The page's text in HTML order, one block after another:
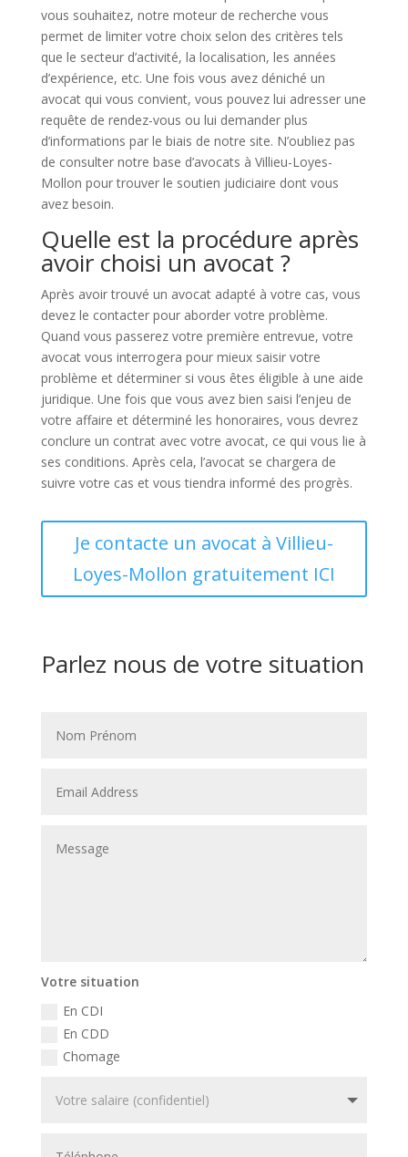
vous souhaitez, notre moteur de recherche vous
permet de limiter votre choix selon des critères tels
que le secteur d’activité, la localisation, les années
d’expérience, etc. Une fois vous avez déniché un
avocat qui vous convient, vous pouvez lui adresser une
requête de rendez-vous ou lui demander plus
d’informations par le biais de notre site. N’oubliez pas
de consulter notre base d’avocats à Villieu-Loyes-
Mollon pour trouver le soutien judiciaire dont vous
avez besoin.
Quelle est la procédure après
avoir choisi un avocat ?
Après avoir trouvé un avocat adapté à votre cas, vous
devez le contacter pour aborder votre problème.
Quand vous passerez votre première entrevue, votre
avocat vous interrogera pour mieux saisir votre
problème et déterminer si vous êtes éligible à une aide
juridique. Une fois que vous avez bien saisi l’enjeu de
votre affaire et déterminé les honoraires, vous devrez
conclure un contrat avec votre avocat, ce qui vous lie à
ses conditions. Après cela, l’avocat se chargera de
suivre votre cas et vous tiendra informé des progrès.
Je contacte un avocat à Villieu-
Loyes-Mollon gratuitement ICI
Parlez nous de votre situation
Votre situation
En CDI
En CDD
Chomage